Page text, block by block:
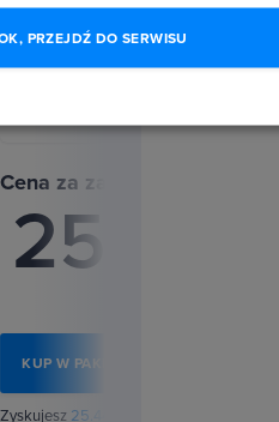
Cena za zakup pakietu
254
KUP W PAKIECIE
Zyskujesz 25.44 zł
PRZEJDŹ DO SERWISU